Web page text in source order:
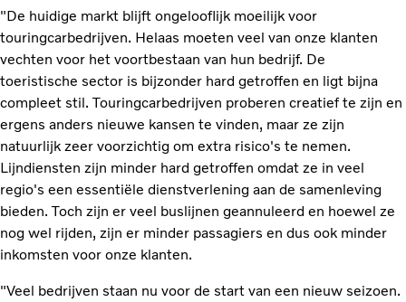
"De huidige markt blijft ongelooflijk moeilijk voor
touringcarbedrijven. Helaas moeten veel van onze klanten
vechten voor het voortbestaan van hun bedrijf. De
toeristische sector is bijzonder hard getroffen en ligt bijna
compleet stil. Touringcarbedrijven proberen creatief te zijn en
ergens anders nieuwe kansen te vinden, maar ze zijn
natuurlijk zeer voorzichtig om extra risico's te nemen.
Lijndiensten zijn minder hard getroffen omdat ze in veel
regio's een essentiële dienstverlening aan de samenleving
bieden. Toch zijn er veel buslijnen geannuleerd en hoewel ze
nog wel rijden, zijn er minder passagiers en dus ook minder
inkomsten voor onze klanten.
"Veel bedrijven staan nu voor de start van een nieuw seizoen.